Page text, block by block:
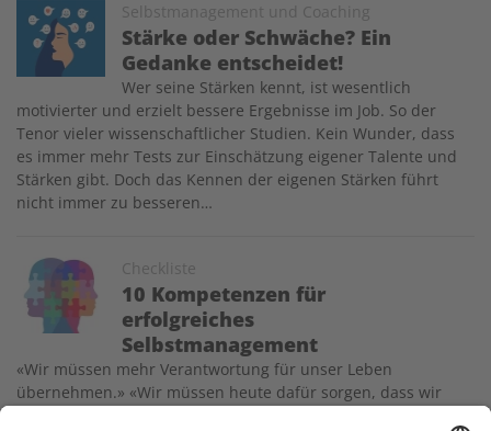
Selbstmanagement und Coaching
Stärke oder Schwäche? Ein
Gedanke entscheidet!
Image
Wer seine Stärken kennt, ist wesentlich
motivierter und erzielt bessere Ergebnisse im Job. So der
Tenor vieler wissenschaftlicher Studien. Kein Wunder, dass
es immer mehr Tests zur Einschätzung eigener Talente und
Stärken gibt. Doch das Kennen der eigenen Stärken führt
nicht immer zu besseren…
Checkliste
10 Kompetenzen für
erfolgreiches
Selbstmanagement
Image
«Wir müssen mehr Verantwortung für unser Leben
übernehmen.» «Wir müssen heute dafür sorgen, dass wir